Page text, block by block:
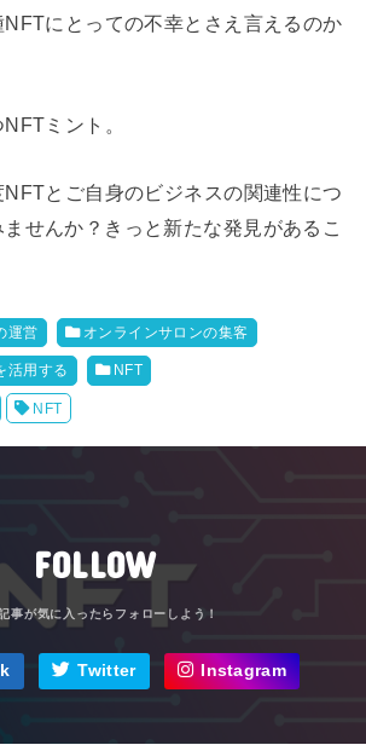
にとっての不幸とさえ言えるのか
ミント。
とご自身のビジネスの関連性につ
せんか？きっと新たな発見があるこ
運営 オンラインサロンの集客
活用する NFT
NFT
FOLLOW
Twitter Instagram